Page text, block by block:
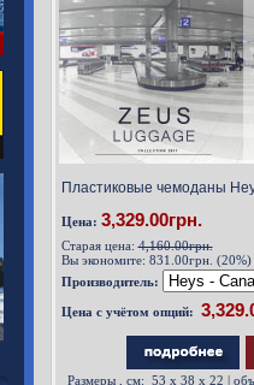
Пластиковые чемоданы
Цена: 3,329.00грн.
Старая цена:4,160.00грн.
Вы экономите: 831.00грн. (20%)
Производитель:
Цена с учётом опций:
Размеры , см: 53 x 38 x 22 |